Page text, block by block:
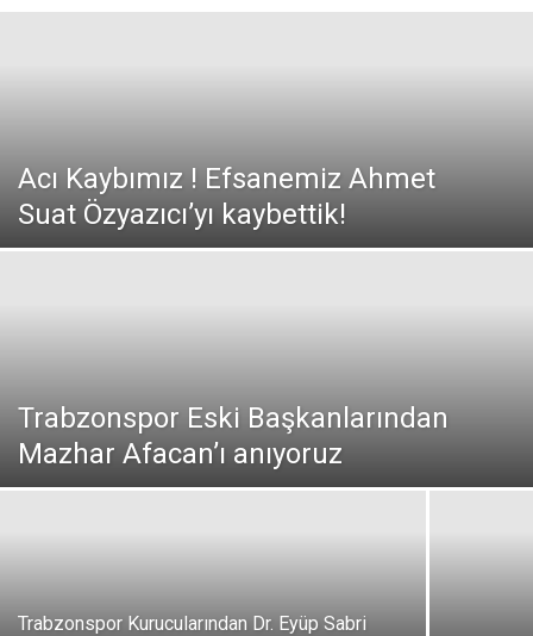
Acı Kaybımız ! Efsanemiz Ahmet
Suat Özyazıcı’yı kaybettik!
Trabzonspor Eski Başkanlarından
Mazhar Afacan’ı anıyoruz
Trabzonspor Kurucularından Dr. Eyüp Sabri